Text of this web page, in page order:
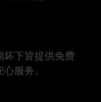
坏下皆提供免费
服务。